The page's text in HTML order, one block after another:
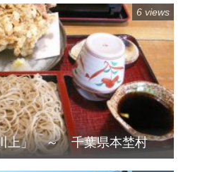
上」 ～ 千葉県本埜村
6 views